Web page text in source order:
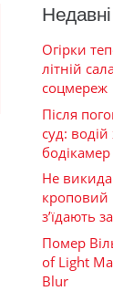
Огірки
літній
соцмереж
Після
суд:
бодікамер
Не
кроповий
з’їдають
Помер
of Light
Blur